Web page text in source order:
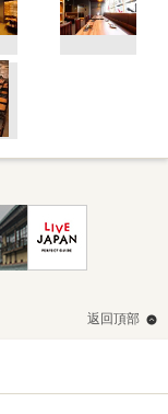
返回頂部